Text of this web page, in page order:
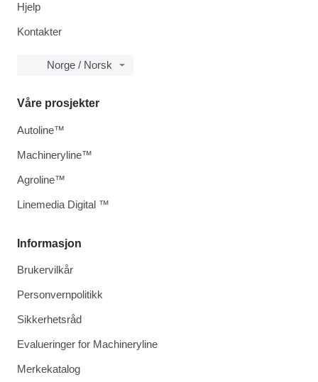
Hjelp
Kontakter
Norge / Norsk
Informasjon
Brukervilkår
Personvernpolitikk
Sikkerhetsråd
Evalueringer for Machineryline
Merkekatalog
Våre prosjekter
Autoline™
Machineryline™
Agroline™
Linemedia Digital ™